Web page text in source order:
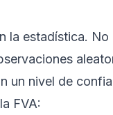
la estadística.
un nivel de
FVA: